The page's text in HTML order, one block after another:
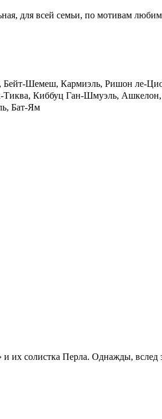
для всей семьи, по мотивам
Шемеш, Кармиэль, Ришон ле-
Киббуц Ган-Шмуэль,
Бат-Ям
их солистка Перла. Однажды,